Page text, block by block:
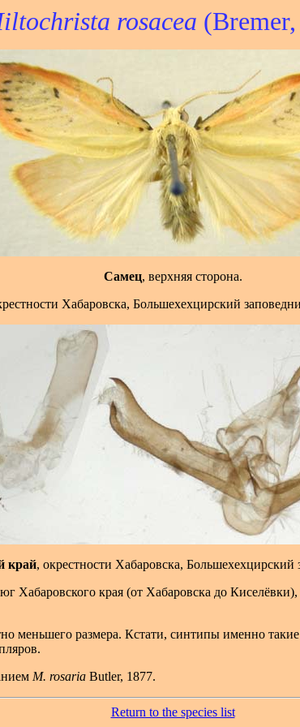
rosacea
Самец, верхняя сторона.
Хабаровска, Большехехцирский
край, окрестности Хабаровска,
Хабаровского края (от Хабаровска до
меньшего размера. Кстати, синтипы именно
M. rosaria Butler, 1877.
Return to the species list